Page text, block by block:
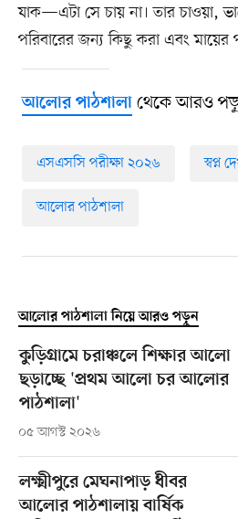
যাক—এটা সে চায় না। তার চাওয়া,
পরিবারের জন্য কিছু করা এবং মায়ের
আলোর পাঠশালাথেকে আরও
এসএসসি পরীক্ষা ২০২৬ স্বপ্ন
আলোর পাঠশালা
আলোর পাঠশালা নিয়ে আরও পড়ুন
কুড়িগ্রামে চরাঞ্চলে শিক্ষার আলো
ছড়াচ্ছে 'প্রথম আলো চর আলোর
পাঠশালা'
০৫ আগস্ট ২০২৬
লক্ষ্মীপুরে মেঘনাপাড় ধীবর
আলোর পাঠশালায় বার্ষিক